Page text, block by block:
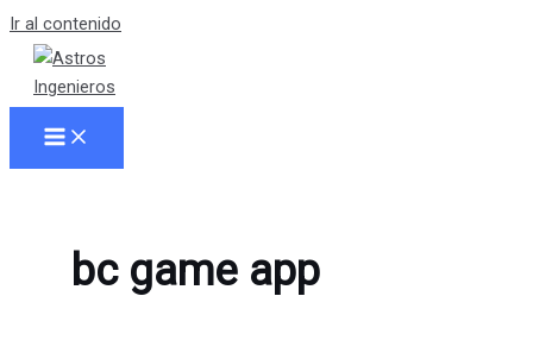
Ir al contenido
bc game app